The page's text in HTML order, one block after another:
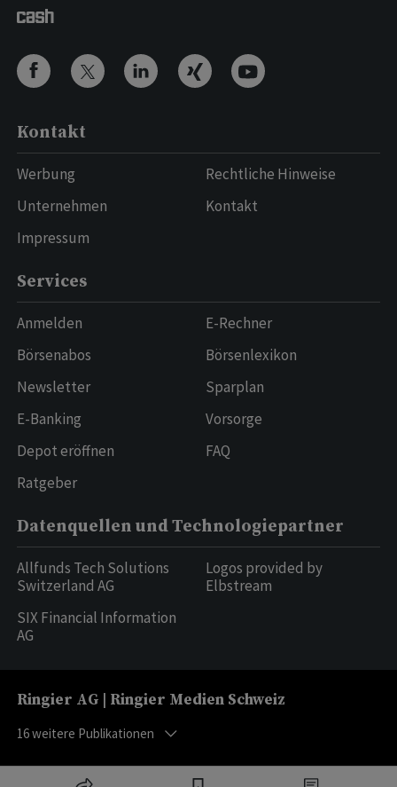
Kontakt
Werbung
Unternehmen
Impressum
Rechtliche Hinweise
Kontakt
Services
Anmelden
Börsenabos
Newsletter
E-Banking
Depot eröffnen
Ratgeber
E-Rechner
Börsenlexikon
Sparplan
Vorsorge
FAQ
Datenquellen und Technologiepartner
Allfunds Tech Solutions
Switzerland AG
SIX Financial Information
AG
Logos provided by
Elbstream
Ringier AG | Ringier Medien Schweiz
16weitere Publikationen